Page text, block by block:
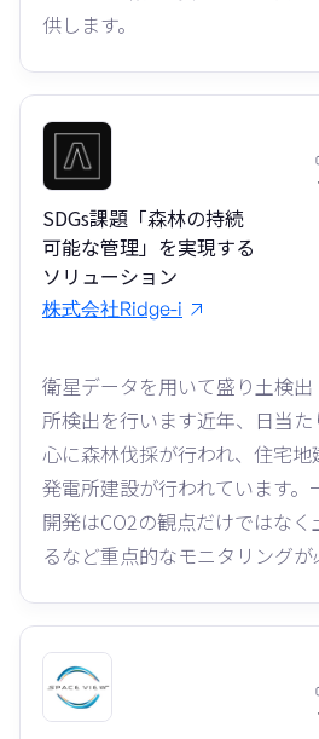
供します。
SDGs課題「森林の持続
可能な管理」を実現する
ソリューション
株式会社Ridge-i
衛星データを用いて盛り土検
所検出を行います近年、日当
心に森林伐採が行われ、住宅
発電所建設が行われています。
開発はCO2の観点だけではな
るなど重点的なモニタリングが